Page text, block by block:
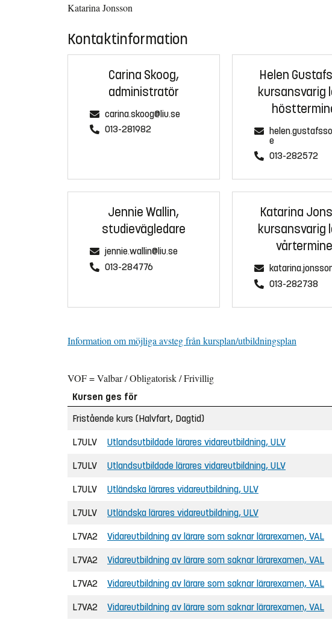
Katarina Jonsson
Kontaktinformation
Carina Skoog,
administratör
carina.skoog@liu.se
013-281982
Helen
kursansvarig
e
013-282572
Jennie Wallin,
studievägledare
jennie.wallin@liu.se
013-284776
Katarina
kursansvarig
013-282738
Information om möjliga avsteg från kursplan/utbildningsplan
VOF = Valbar / Obligatorisk / Frivillig
Kursen ges för
Fristående kurs (Halvfart, Dagtid)
L7ULV Utlandsutbildade lärares vidareutbildning, ULV
L7ULV Utlandsutbildade lärares vidareutbildning, ULV
L7ULV Utländska lärares vidareutbildning, ULV
L7ULV Utländska lärares vidareutbildning, ULV
L7VA2 Vidareutbildning av lärare som saknar lärarexamen, VAL
L7VA2 Vidareutbildning av lärare som saknar lärarexamen, VAL
L7VA2 Vidareutbildning av lärare som saknar lärarexamen, VAL
L7VA2 Vidareutbildning av lärare som saknar lärarexamen, VAL